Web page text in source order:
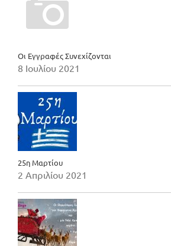
Οι Εγγραφές Συνεχίζονται
8 Ιουλίου 2021
25η Μαρτίου
2 Απριλίου 2021